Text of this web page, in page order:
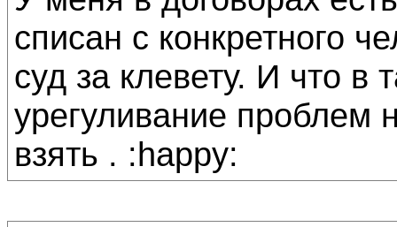
списан с конкретного
суд за клевету. И что в
урегуливание проблем
взять . :happy: